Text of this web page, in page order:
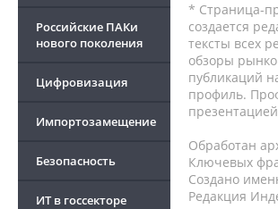
Российские ПАКи
нового поколения
Цифровизация
Импортозамещение
Безопасность
ИТ в госсекторе
* Страница-
создается
тексты всех
обзоры
публикаций
профиль.
Обработан
Ключевых
Создано
Редакция